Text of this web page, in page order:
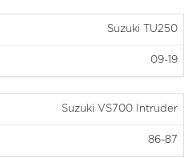
Suzuki TU250
09-19
Suzuki VS700 Intruder
86-87